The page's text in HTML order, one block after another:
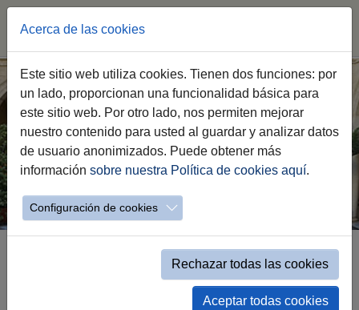
Saltar
al
contenido
principal
Estás
A.- Información Pública
A2.- Información organizativa
Acerca de las cookies
Este sitio web utiliza cookies. Tienen dos funciones: por
un lado, proporcionan una funcionalidad básica para
este sitio web. Por otro lado, nos permiten mejorar
nuestro contenido para usted al guardar y analizar datos
de usuario anonimizados. Puede obtener más
información sobre nuestra Política de cookies aquí.
Configuración de cookies
Rechazar todas las cookies
Aceptar todas cookies